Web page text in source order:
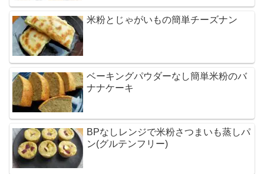
米粉とじゃがいもの簡単チーズナン
ベーキングパウダーなし簡単米粉のバ
ナナケーキ
BPなしレンジで米粉さつまいも蒸しパ
ン(グルテンフリー)